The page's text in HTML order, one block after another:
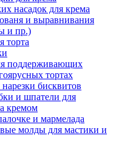
насадок для крема
и выравнивания
и пр.)
торта
поддерживающих
тортах
бисквитов
и шпатели для
кремом
и мармелада
молды для мастики и